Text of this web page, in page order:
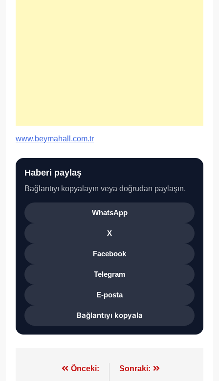
www.beymahall.com.tr
Haberi paylaş
Bağlantıyı kopyalayın veya doğrudan paylaşın.
WhatsApp
X
Facebook
Telegram
E-posta
Bağlantıyı kopyala
Önceki: Sonraki: